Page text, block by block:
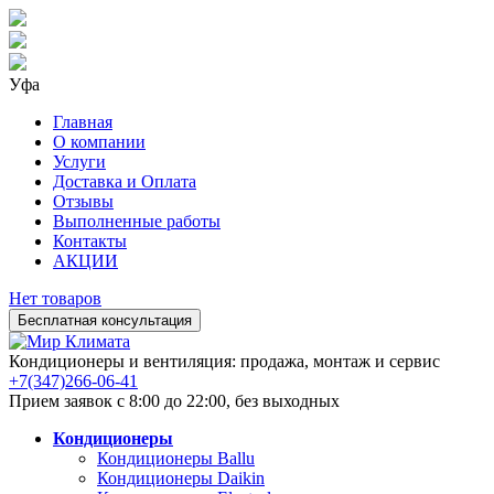
Уфа
Главная
О компании
Услуги
Доставка и Оплата
Отзывы
Выполненные работы
Контакты
АКЦИИ
Нет товаров
Бесплатная консультация
Кондиционеры и вентиляция: продажа, монтаж и сервис
+7(347)266-06-41
Прием заявок с 8:00 до 22:00, без выходных
Кондиционеры
Кондиционеры Ballu
Кондиционеры Daikin